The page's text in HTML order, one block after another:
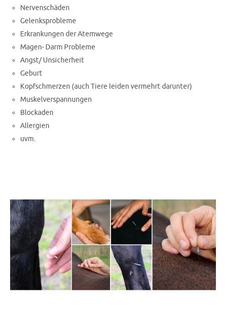
Nervenschäden
Gelenksprobleme
Erkrankungen der Atemwege
Magen- Darm Probleme
Angst/ Unsicherheit
Geburt
Kopfschmerzen (auch Tiere leiden vermehrt darunter)
Muskelverspannungen
Blockaden
Allergien
uvm.